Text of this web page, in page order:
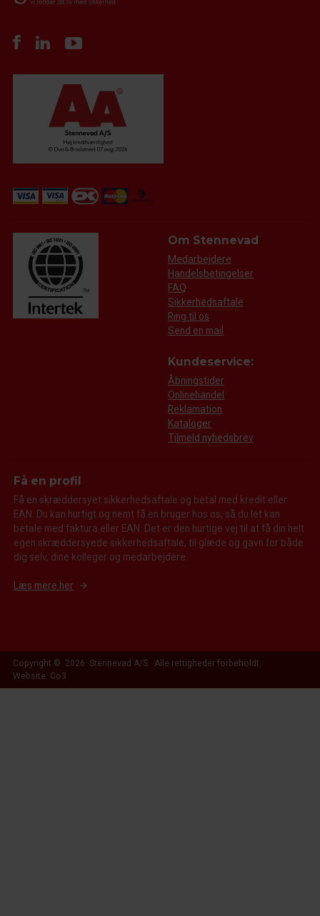
Om Stennevad
Medarbejdere
Handelsbetingelser
FAQ
Sikkerhedsaftale
Ring til os
Send en mail
Kundeservice:
Åbningstider
Onlinehandel
Reklamation
Kataloger
Tilmeld nyhedsbrev
Få en profil
Få en skræddersyet sikkerhedsaftale og betal med kredit eller
EAN. Du kan hurtigt og nemt få en bruger hos os, så du let kan
betale med faktura eller EAN. Det er den hurtige vej til at få din helt
egen skræddersyede sikkerhedsaftale, til glæde og gavn for både
dig selv, dine kolleger og medarbejdere.
Læs mere her
Copyright © 2026 Stennevad A/S. Alle rettigheder forbeholdt.
Website: Co3